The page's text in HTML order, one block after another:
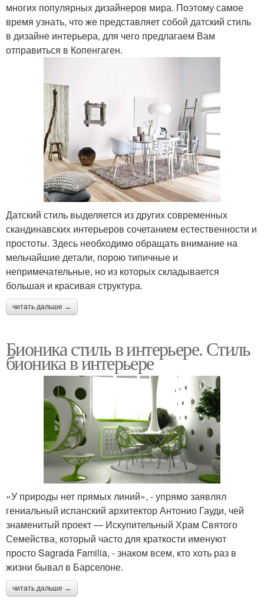
многих популярных дизайнеров мира. Поэтому самое
время узнать, что же представляет собой датский стиль
в дизайне интерьера, для чего предлагаем Вам
отправиться в Копенгаген.
Датский стиль выделяется из других современных
скандинавских интерьеров сочетанием естественности и
простоты. Здесь необходимо обращать внимание на
мельчайшие детали, порою типичные и
непримечательные, но из которых складывается
большая и красивая структура.
читать дальше →
Бионика стиль в интерьере. Стиль
бионика в интерьере
«У природы нет прямых линий», - упрямо заявлял
гениальный испанский архитектор Антонио Гауди, чей
знаменитый проект — Искупительный Храм Святого
Семейства, который часто для краткости именуют
просто Sagrada Familia, - знаком всем, кто хоть раз в
жизни бывал в Барселоне.
читать дальше →